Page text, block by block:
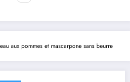
aux pommes et mascarpone sans beurre